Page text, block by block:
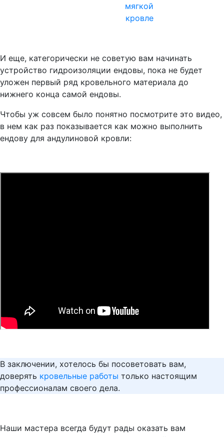
мягкой
кровле
И еще, категорически не советую вам начинать
устройство гидроизоляции ендовы, пока не будет
уложен первый ряд кровельного материала до
нижнего конца самой ендовы.
Чтобы уж совсем было понятно посмотрите это видео,
в нем как раз показывается как можно выполнить
ендову для андулиновой кровли:
В заключении, хотелось бы посоветовать вам,
доверять кровельные работы только настоящим
профессионалам своего дела.
Наши мастера всегда будут рады оказать вам